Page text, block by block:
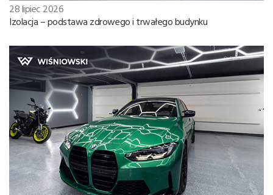
28 lipiec 2026
Izolacja – podstawa zdrowego i trwałego budynku